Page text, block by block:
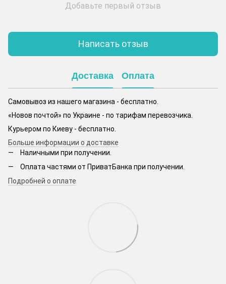
Добавьте первый отзыв
Написать отзыв
Доставка Оплата
Самовывоз из нашего магазина - бесплатно.
«Новов почтой» по Украине - по тарифам перевозчика.
Курьером по Киеву - бесплатно.
Больше информации о доставке
Наличными при получении.
Оплата частями от ПриватБанка при получении.
Подробней о оплате